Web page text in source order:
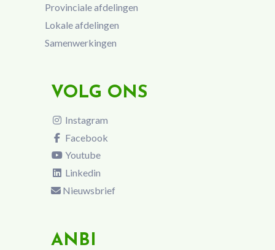
Provinciale afdelingen
Lokale afdelingen
Samenwerkingen
VOLG ONS
Instagram
Facebook
Youtube
Linkedin
Nieuwsbrief
ANBI